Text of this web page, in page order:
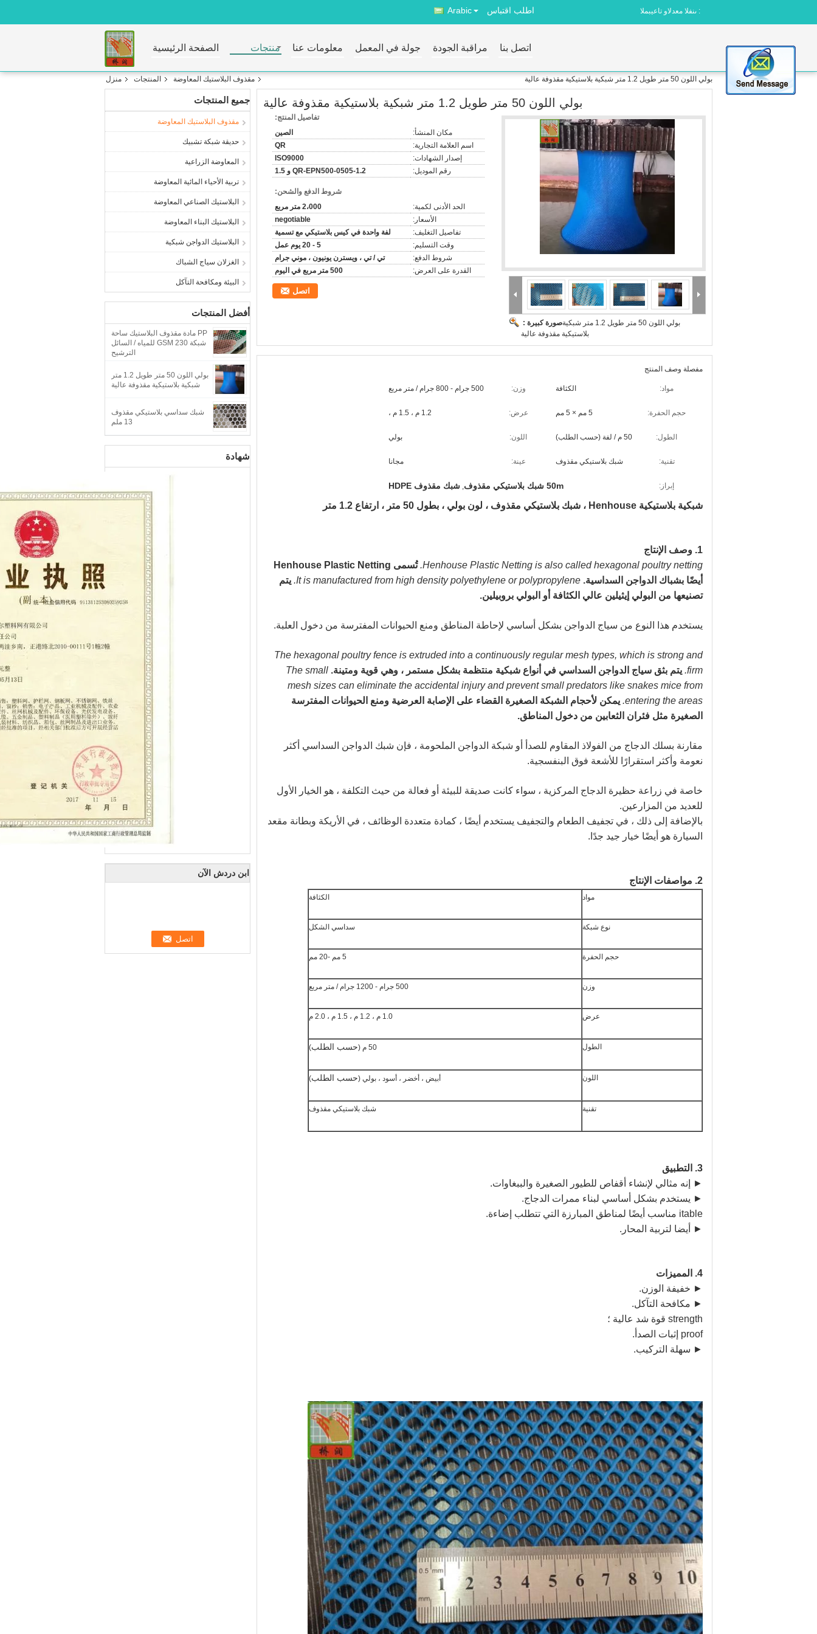
المبيعات والدعم الفنى : اطلب اقتباس Arabic
الصفحة الرئيسية منتجات معلومات عنا جولة في المعمل مراقبة الجودة اتصل بنا
منزل المنتجات مقذوف البلاستيك المعاوضة بولي اللون 50 متر طويل 1.2 متر شبكية بلاستيكية مقذوفة عالية
جميع المنتجات
مقذوف البلاستيك المعاوضة
حديقة شبكة تشبيك
المعاوضة الزراعية
تربية الأحياء المائية المعاوضة
البلاستيك الصناعي المعاوضة
البلاستيك البناء المعاوضة
البلاستيك الدواجن شبكية
الغزلان سياج الشباك
البيئة ومكافحة التآكل
أفضل المنتجات
PP مادة مقذوف البلاستيك ساحة
شبكة 230 GSM للمياه / السائل
الترشيح
بولي اللون 50 متر طويل 1.2 متر
شبكية بلاستيكية مقذوفة عالية
شبك سداسي بلاستيكي مقذوف
13 ملم
شهادة
ابن دردش الآن
بولي اللون 50 متر طويل 1.2 متر شبكية بلاستيكية مقذوفة عالية
صورة كبيرة :بولي اللون 50 متر طويل 1.2 متر شبكية
بلاستيكية مقذوفة عالية
تفاصيل المنتج:
مكان المنشأ:
الصين
اسم العلامة التجارية:
QR
إصدار الشهادات:
ISO9000
رقم الموديل:
QR-EPN500-0505-1.2 و 1.5
شروط الدفع والشحن:
الحد الأدنى لكمية:
2،000 متر مربع
الأسعار:
negotiable
تفاصيل التغليف:
لفة واحدة في كيس بلاستيكي مع تسمية
وقت التسليم:
5 - 20 يوم عمل
شروط الدفع:
تي / تي ، ويسترن يونيون ، موني جرام
القدرة على العرض:
500 متر مربع في اليوم
اتصل
مفصلة وصف المنتج
مواد: الكثافة وزن: 500 جرام - 800 جرام / متر مربع
حجم الحفرة: 5 مم × 5 مم عرض: 1.2 م ، 1.5 م ،
الطول: 50 م / لفة (حسب الطلب) اللون: بولي
تقنية: شبك بلاستيكي مقذوف عينة: مجانا
إبراز: 50m شبك بلاستيكي مقذوف , شبك مقذوف HDPE
شبكية بلاستيكية Henhouse ، شبك بلاستيكي مقذوف ، لون بولي ، بطول 50 متر ، ارتفاع 1.2 متر
1. وصف الإنتاج
Henhouse Plastic Netting is also called hexagonal poultry netting.
تُسمى Henhouse Plastic Netting
أيضًا بشباك الدواجن السداسية. It is manufactured from high density polyethylene or polypropylene. يتم
تصنيعها من البولي إيثيلين عالي الكثافة أو البولي بروبيلين.
يستخدم هذا النوع من سياج الدواجن بشكل أساسي لإحاطة المناطق ومنع الحيوانات المفترسة من دخول العلبة.
The hexagonal poultry fence is extruded into a continuously regular mesh types, which is strong and
firm. يتم بثق سياج الدواجن السداسي في أنواع شبكية منتظمة بشكل مستمر ، وهي قوية ومتينة. The small
mesh sizes can eliminate the accidental injury and prevent small predators like snakes mice from
entering the areas. يمكن لأحجام الشبكة الصغيرة القضاء على الإصابة العرضية ومنع الحيوانات المفترسة
الصغيرة مثل فئران الثعابين من دخول المناطق.
مقارنة بسلك الدجاج من الفولاذ المقاوم للصدأ أو شبكة الدواجن الملحومة ، فإن شبك الدواجن السداسي أكثر
نعومة وأكثر استقرارًا للأشعة فوق البنفسجية.
خاصة في زراعة حظيرة الدجاج المركزية ، سواء كانت صديقة للبيئة أو فعالة من حيث التكلفة ، هو الخيار الأول
للعديد من المزارعين.
بالإضافة إلى ذلك ، في تجفيف الطعام والتجفيف يستخدم أيضًا ، كمادة متعددة الوظائف ، في الأريكة وبطانة مقعد
السيارة هو أيضًا خيار جيد جدًا.
2. مواصفات الإنتاج
مواد الكثافة
نوع شبكة سداسي الشكل
حجم الحفرة 5 مم -20 مم
وزن 500 جرام - 1200 جرام / متر مربع
عرض 1.0 م ، 1.2 م ، 1.5 م ، 2.0 م
الطول 50 م ( حسب الطلب)
اللون أبيض ، أخضر ، أسود ، بولي (حسب الطلب)
تقنية شبك بلاستيكي مقذوف
3. التطبيق
► إنه مثالي لإنشاء أقفاص للطيور الصغيرة والببغاوات.
► يستخدم بشكل أساسي لبناء ممرات الدجاج.
itable مناسب أيضًا لمناطق المبارزة التي تتطلب إضاءة.
► أيضا لتربية المحار.
4.
المميزات
► خفيفة الوزن.
► مكافحة التآكل.
strength قوة شد عالية ؛
proof إثبات الصدأ.
► سهلة التركيب.